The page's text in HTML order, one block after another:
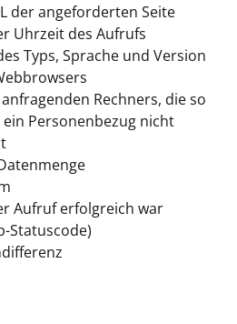
der angeforderten Seite
Uhrzeit des Aufrufs
Typs, Sprache und Version
Rechners, die so
Personenbezug nicht
Aufruf erfolgreich war
Statuscode)